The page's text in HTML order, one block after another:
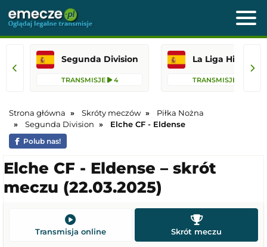
Segunda Division
TRANSMISJE 4 TRANSMISJE
Strona główna Skróty meczów
Piłka Nożna
Segunda Division
Elche CF - Eldense
Polub nas!
Elche CF - Eldense – skrót
meczu (22.03.2025)
Transmisja online Skrót meczu